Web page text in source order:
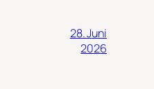
28. Juni
2026